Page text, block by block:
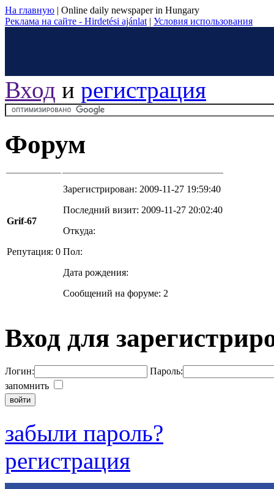
На главную | Online daily newspaper in Hungary
Реклама на сайте - Hirdetési ajánlat | Условия использования
Вход и регистрация
Форум
Grif-67
Репутация: 0
Зарегистрирован: 2009-11-27 19:59:40
Последний визит: 2009-11-27 20:02:40
Откуда:
Пол:
Дата рождения:
Сообщений на форуме: 2
Вход для
Логин:
Пароль:
запомнить
забыли пароль?
регистрация